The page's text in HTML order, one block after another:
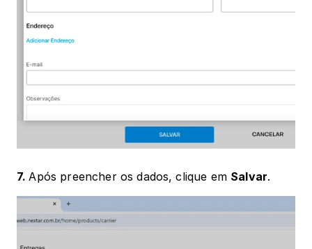
7. Após preencher os dados, clique em Salvar.